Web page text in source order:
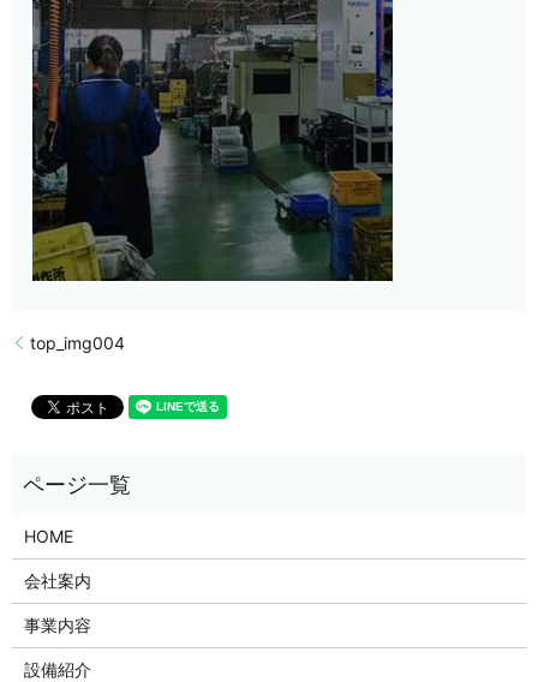
top_img004
HOME
会社案内
事業内容
設備紹介